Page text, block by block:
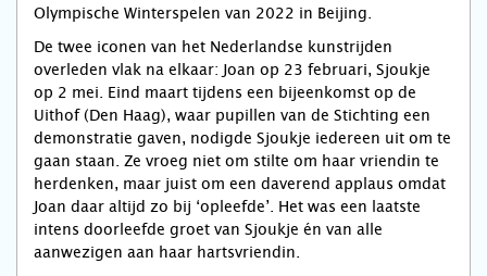
Olympische Winterspelen van 2022 in Beijing.
De twee iconen van het Nederlandse kunstrijden
overleden vlak na elkaar: Joan op 23 februari, Sjoukje
op 2 mei. Eind maart tijdens een bijeenkomst op de
Uithof (Den Haag), waar pupillen van de Stichting een
demonstratie gaven, nodigde Sjoukje iedereen uit om te
gaan staan. Ze vroeg niet om stilte om haar vriendin te
herdenken, maar juist om een daverend applaus omdat
Joan daar altijd zo bij ‘opleefde’. Het was een laatste
intens doorleefde groet van Sjoukje én van alle
aanwezigen aan haar hartsvriendin.